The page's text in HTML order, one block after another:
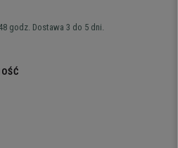
godz. Dostawa 3 do 5 dni.